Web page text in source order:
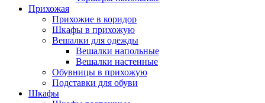
Прихожая
Прихожие в коридор
Шкафы в прихожую
Вешалки для одежды
Вешалки напольные
Вешалки настенные
Обувницы в прихожую
Подставки для обуви
Шкафы